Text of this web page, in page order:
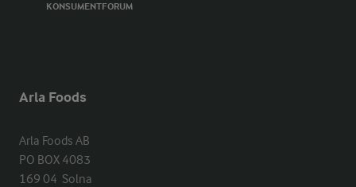
KONSUMENTFORUM
Arla Foods
Arla Foods AB
PO BOX 4083
169 04  Solna